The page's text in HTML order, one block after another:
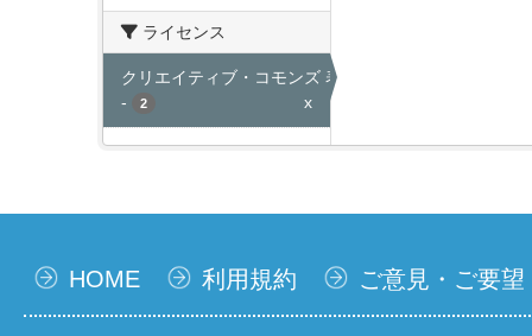
ライセンス
クリエイティブ・コモンズ 表示
-
2 x
HOME 利用規約 ご意見・ご要望